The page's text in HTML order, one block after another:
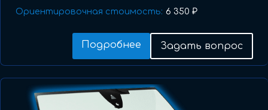
Ориентировочная стоимость: 6 350 ₽
Подробнее Задать вопрос